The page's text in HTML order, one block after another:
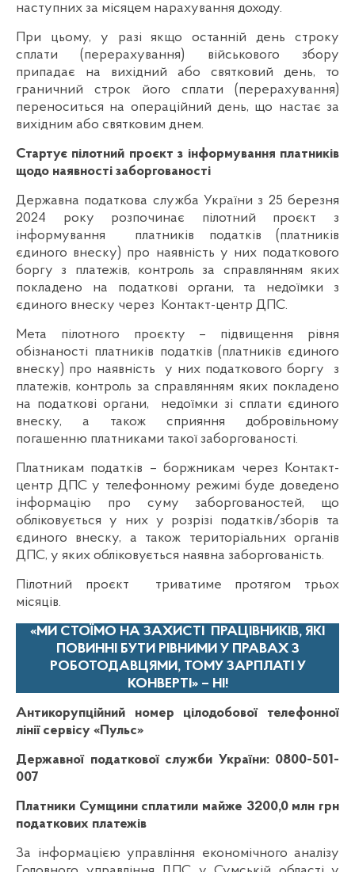
наступних за місяцем нарахування доходу.
При цьому, у разі якщо останній день строку
сплати (перерахування) військового збору
припадає на вихідний або святковий день, то
граничний строк його сплати (перерахування)
переноситься на операційний день, що настає за
вихідним або святковим днем.
Стартує пілотний проєкт з інформування платників
щодо наявності заборгованості
Державна податкова служба України з 25 березня
2024 року розпочинає пілотний проєкт з
інформування платників податків (платників
єдиного внеску) про наявність у них податкового
боргу з платежів, контроль за справлянням яких
покладено на податкові органи, та недоїмки з
єдиного внеску через Контакт-центр ДПС.
Мета пілотного проєкту – підвищення рівня
обізнаності платників податків (платників єдиного
внеску) про наявність у них податкового боргу з
платежів, контроль за справлянням яких покладено
на податкові органи, недоїмки зі сплати єдиного
внеску, а також сприяння добровільному
погашенню платниками такої заборгованості.
Платникам податків – боржникам через Контакт-
центр ДПС у телефонному режимі буде доведено
інформацію про суму заборгованостей, що
обліковується у них у розрізі податків/зборів та
єдиного внеску, а також територіальних органів
ДПС, у яких обліковується наявна заборгованість.
Пілотний проєкт триватиме протягом трьох
місяців.
«МИ СТОЇМО НА ЗАХИСТІ ПРАЦІВНИКІВ, ЯКІ
ПОВИННІ БУТИ РІВНИМИ У ПРАВАХ З
РОБОТОДАВЦЯМИ, ТОМУ ЗАРПЛАТІ У
КОНВЕРТІ» – НІ!
Антикорупційний номер цілодобової телефонної
лінії сервісу «Пульс»
Державної податкової служби України: 0800-501-
007
Платники Сумщини сплатили майже 3200,0 млн грн
податкових платежів
За інформацією управління економічного аналізу